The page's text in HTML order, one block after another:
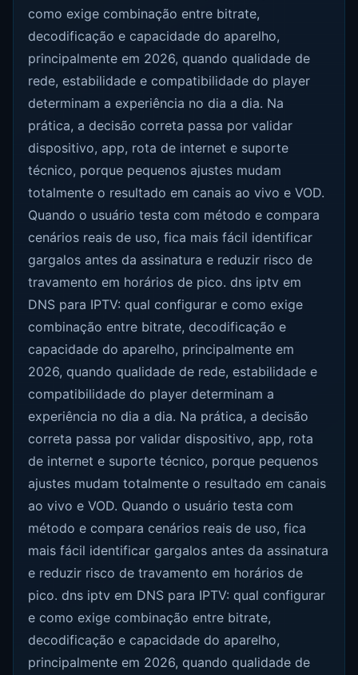
como exige combinação entre bitrate,
decodificação e capacidade do aparelho,
principalmente em 2026, quando qualidade de
rede, estabilidade e compatibilidade do player
determinam a experiência no dia a dia. Na
prática, a decisão correta passa por validar
dispositivo, app, rota de internet e suporte
técnico, porque pequenos ajustes mudam
totalmente o resultado em canais ao vivo e VOD.
Quando o usuário testa com método e compara
cenários reais de uso, fica mais fácil identificar
gargalos antes da assinatura e reduzir risco de
travamento em horários de pico. dns iptv em
DNS para IPTV: qual configurar e como exige
combinação entre bitrate, decodificação e
capacidade do aparelho, principalmente em
2026, quando qualidade de rede, estabilidade e
compatibilidade do player determinam a
experiência no dia a dia. Na prática, a decisão
correta passa por validar dispositivo, app, rota
de internet e suporte técnico, porque pequenos
ajustes mudam totalmente o resultado em canais
ao vivo e VOD. Quando o usuário testa com
método e compara cenários reais de uso, fica
mais fácil identificar gargalos antes da assinatura
e reduzir risco de travamento em horários de
pico. dns iptv em DNS para IPTV: qual configurar
e como exige combinação entre bitrate,
decodificação e capacidade do aparelho,
principalmente em 2026, quando qualidade de